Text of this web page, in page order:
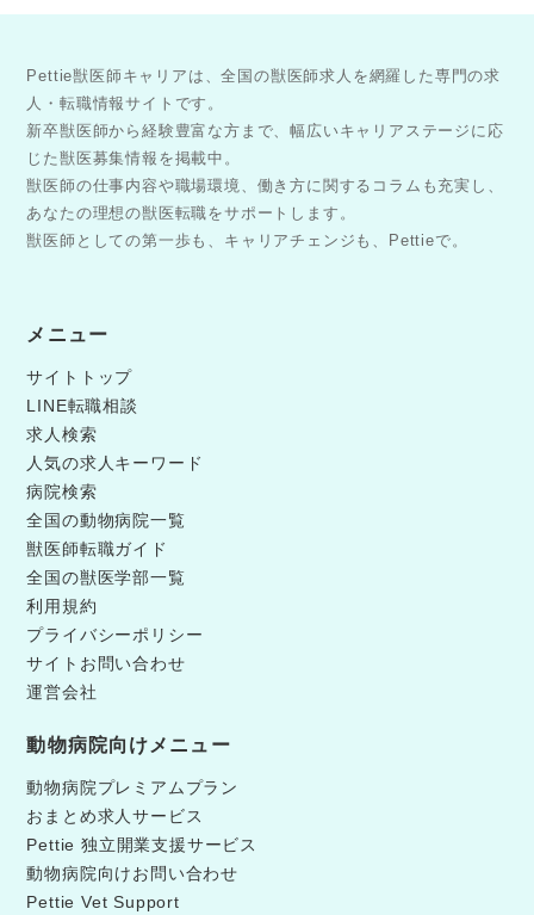
Pettie獣医師キャリアは、全国の獣医師求人を網羅した専門の求
人・転職情報サイトです。
新卒獣医師から経験豊富な方まで、幅広いキャリアステージに応
じた獣医募集情報を掲載中。
獣医師の仕事内容や職場環境、働き方に関するコラムも充実し、
あなたの理想の獣医転職をサポートします。
獣医師としての第一歩も、キャリアチェンジも、Pettieで。
メニュー
サイトトップ
LINE転職相談
求人検索
人気の求人キーワード
病院検索
全国の動物病院一覧
獣医師転職ガイド
全国の獣医学部一覧
利用規約
プライバシーポリシー
サイトお問い合わせ
運営会社
動物病院向けメニュー
動物病院プレミアムプラン
おまとめ求人サービス
Pettie 独立開業支援サービス
動物病院向けお問い合わせ
Pettie Vet Support